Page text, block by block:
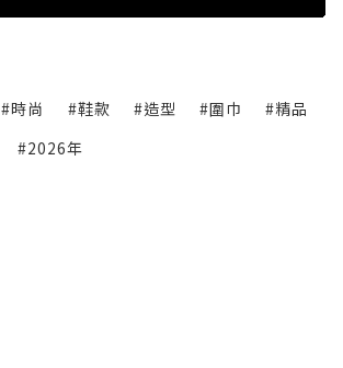
#時尚 #鞋款 #造型 #圍巾
#精品
#2026年